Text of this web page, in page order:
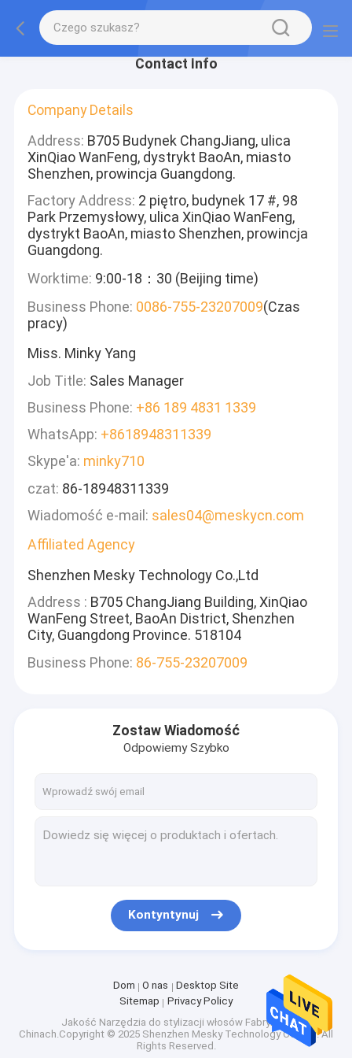
Contact Info
Company Details
Address: B705 Budynek ChangJiang, ulica
XinQiao WanFeng, dystrykt BaoAn, miasto
Shenzhen, prowincja Guangdong.
Factory Address: 2 piętro, budynek 17 #, 98
Park Przemysłowy, ulica XinQiao WanFeng,
dystrykt BaoAn, miasto Shenzhen, prowincja
Guangdong.
Worktime: 9:00-18：30 (Beijing time)
Business Phone: 0086-755-23207009(Czas
pracy)
Miss. Minky Yang
Job Title: Sales Manager
Business Phone: +86 189 4831 1339
WhatsApp: +8618948311339
Skype'a: minky710
czat: 86-18948311339
Wiadomość e-mail: sales04@meskycn.com
Affiliated Agency
Shenzhen Mesky Technology Co.,Ltd
Address : B705 ChangJiang Building, XinQiao
WanFeng Street, BaoAn District, Shenzhen
City, Guangdong Province. 518104
Business Phone: 86-755-23207009
Zostaw Wiadomość
Odpowiemy Szybko
Kontyntynuj
Dom O nas
Desktop Site
Sitemap
Privacy Policy
Jakość Narzędzia do stylizacji włosówFabryka w
Chinach.Copyright © 2025 Shenzhen Mesky Technology Co.,Ltd. All
Rights Reserved.